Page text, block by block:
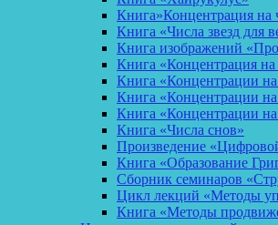
Книга»Концентрация на
Книга «Числа звезд для
Книга изображений
Книга «Концентрация на
Книга «Концентрации на
Книга «Концентрации на
Книга «Концентрации
Книга «Числа снов»
Произведение
Книга «Образование
Сборник семинаров
Цикл лекций «Методы
Книга «Методы